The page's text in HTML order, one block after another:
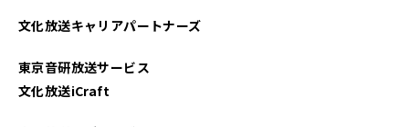
文化放送キャリアパートナーズ
東京音研放送サービス
文化放送iCraft